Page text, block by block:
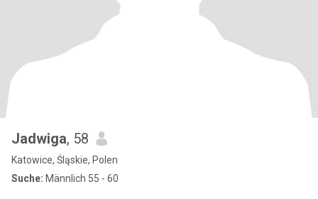
Jadwiga, 58
Katowice, Śląskie, Polen
Suche: Männlich 55 - 60